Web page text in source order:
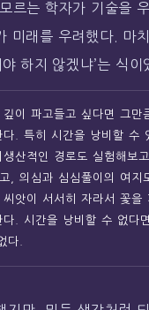
르는 학자가 기술을
미래를 우려했다. 마
하지 않겠냐’는 식이
깊이 파고들고 싶다면 그만
. 특히 시간을 낭비할 수
생산적인 경로도 실험해보
, 의심과 심심풀이의 여지
씨앗이 서서히 자라서 꽃을
다. 시간을 낭비할 수 없다
다.